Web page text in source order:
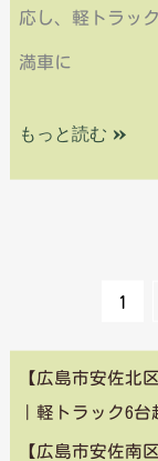
【広島市安佐北
｜軽トラック6
【広島市安佐南
応し、軽トラッ
満車に
行
い
例
もっと読む »
1